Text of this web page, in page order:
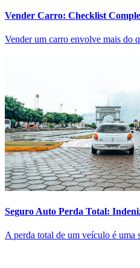
Vender Carro: Checklist
Vender um carro envolve mais do
Seguro Auto Perda Total:
A perda total de um veículo é uma